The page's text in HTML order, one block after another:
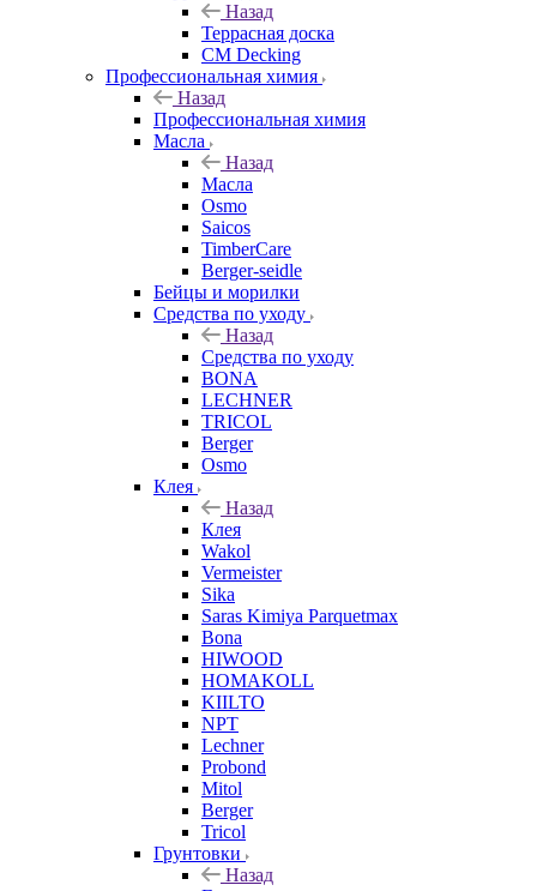
Назад
Террасная доска
CM Decking
Профессиональная химия
Назад
Профессиональная химия
Масла
Назад
Масла
Osmo
Saicos
TimberCare
Berger-seidle
Бейцы и морилки
Средства по уходу
Назад
Средства по уходу
BONA
LECHNER
TRICOL
Berger
Osmo
Клея
Назад
Клея
Wakol
Vermeister
Sika
Saras Kimiya Parquetmax
Bona
HIWOOD
HOMAKOLL
KIILTO
NPT
Lechner
Probond
Mitol
Berger
Tricol
Грунтовки
Назад